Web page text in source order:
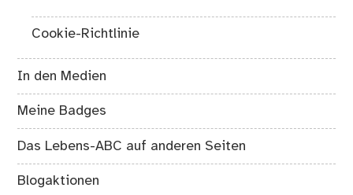
Cookie-Richtlinie
In den Medien
Meine Badges
Das Lebens-ABC auf anderen Seiten
Blogaktionen